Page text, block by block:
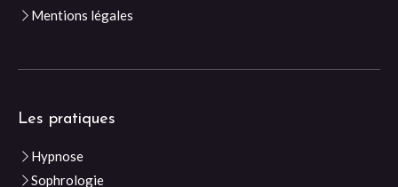
Mentions légales
Les pratiques
Hypnose
Sophrologie